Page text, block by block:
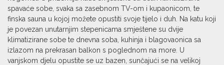
spavaće sobe, svaka sa zasebnom TV-om i kupaonicom, te
finska sauna u kojoj možete opustiti svoje tijelo i duh. Na katu koji
je povezan unutarnjim stepenicama smještene su dvije
klimatizirane sobe te dnevna soba, kuhinja i blagovaonica sa
izlazom na prekrasan balkon s poglednom na more. U
vanjskom djelu opustite se uz bazen, sunčajući se na velikoj